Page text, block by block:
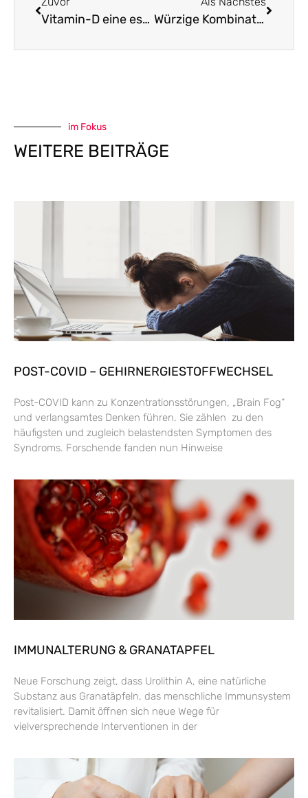
Vitamin-D eine essenzielle Substanz Würzige Kombination hilft bei Wechseljahresbeschwerden
im Fokus
WEITERE BEITRÄGE
POST-COVID – GEHIRNERGIESTOFFWECHSEL
Post-COVID kann zu Konzentrationsstörungen, „Brain Fog“
und verlangsamtes Denken führen. Sie zählen zu den
häufigsten und zugleich belastendsten Symptomen des
Syndroms. Forschende fanden nun Hinweise
IMMUNALTERUNG & GRANATAPFEL
Neue Forschung zeigt, dass Urolithin A, eine natürliche
Substanz aus Granatäpfeln, das menschliche Immunsystem
revitalisiert. Damit öffnen sich neue Wege für
vielversprechende Interventionen in der